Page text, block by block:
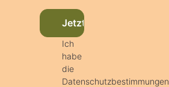
Jetzt beim Newsletter
Ich
habe
die
Datenschutzbestimmungen